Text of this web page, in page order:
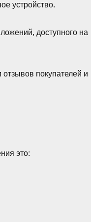
устройство.
доступного на
покупателей и
это: